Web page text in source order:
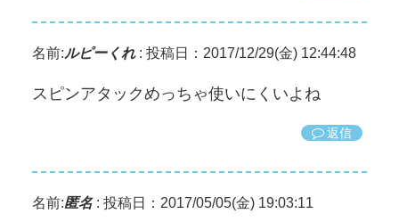
名前:ルピーくれ: 投稿日：2017/12/29(金) 12:44:48
スピンアタックめっちゃ使いにくいよね
返信
名前:匿名: 投稿日：2017/05/05(金) 19:03:11